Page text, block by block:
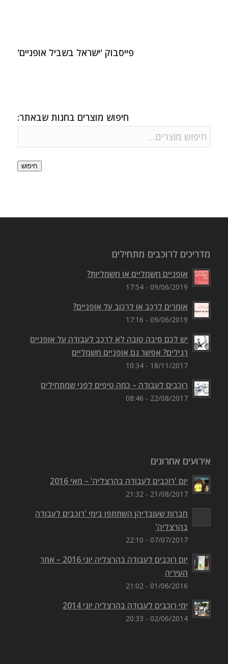
פייסבוק 'ישראל בשביל אופניים'
חיפוש מוצרים בחנות שבאתר:
חיפוש
מדריכים לרוכבים מתחילים
אופניים חשמליים או חשמליות?
09/06/2019 - 17:54
אומרים לִרְכַּב או לִרְכּוב על אופניים?
09/06/2019 - 17:16
יש לכם סיבה טובה לא לרכב לעבודה על אופניים
רגילים? אפשר גם אופניים חשמליים
18/11/2017 - 10:34
רוכבים לעבודה – כמה טיפים לפני שמתחילים
22/08/2017 - 08:46
אירועים אחרונים
יום 'רוכבים לעבודה בהרצליה' – מאי 2016
21/08/2017 - 21:32
חברות שעובדיהן השתתפו בימי 'רוכבים לעבודה
בהרצליה'
07/07/2017 - 22:10
יום רוכבים לעבודה בהרצליה יוני 2016 – אתר
העיריה
01/06/2016 - 21:02
ימי רוכבים לעבודה בהרצליה יוני 2014
02/06/2014 - 20:33